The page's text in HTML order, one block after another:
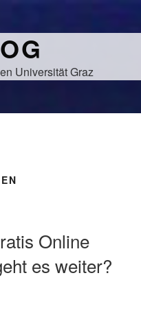
Universität Graz
Online
es weiter?